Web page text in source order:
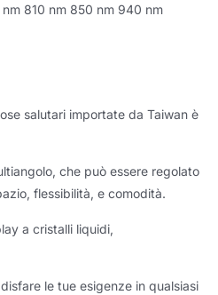
810 nm 850 nm 940 nm
salutari importate da Taiwan è
che può essere regolato
flessibilità, e comodità.
a cristalli liquidi,
le tue esigenze in qualsiasi